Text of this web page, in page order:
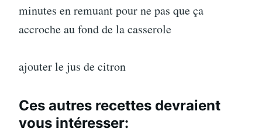
minutes en remuant pour ne pas que ça
accroche au fond de la casserole
ajouter le jus de citron
Ces autres recettes devraient
vous intéresser: